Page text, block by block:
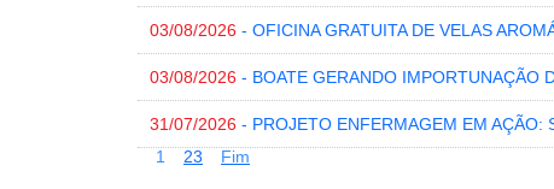
03/08/2026 - OFICINA GRATUITA DE VELAS
03/08/2026 - BOATE GERANDO IMPORTUNAÇÃO
31/07/2026 - PROJETO ENFERMAGEM EM AÇÃO:
1
23 Fim